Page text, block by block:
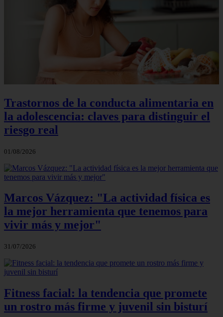
Trastornos de la conducta alimentaria en
la adolescencia: claves para distinguir el
riesgo real
01/08/2026
Marcos Vázquez: "La actividad física es
la mejor herramienta que tenemos para
vivir más y mejor"
31/07/2026
Fitness facial: la tendencia que promete
un rostro más firme y juvenil sin bisturí